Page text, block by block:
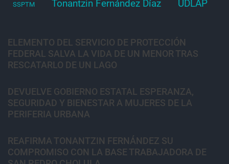
SSPTM Tonantzin Fernández Díaz UDLAP
ELEMENTO DEL SERVICIO DE PROTECCIÓN
FEDERAL SALVA LA VIDA DE UN MENOR TRAS
RESCATARLO DE UN LAGO
DEVUELVE GOBIERNO ESTATAL ESPERANZA,
SEGURIDAD Y BIENESTAR A MUJERES DE LA
PERIFERIA URBANA
REAFIRMA TONANTZIN FERNÁNDEZ SU
COMPROMISO CON LA BASE TRABAJADORA DE